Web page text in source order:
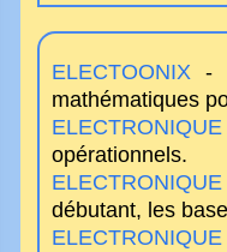
ELECTOONIX -
mathématiques
opérationnels.
débutant, les